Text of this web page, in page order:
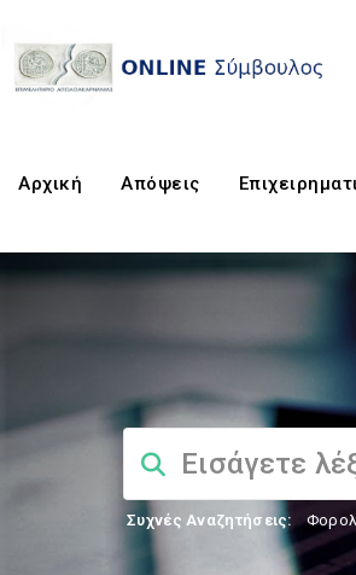
Αρχική Απόψεις
Συχνές Αναζητήσεις: